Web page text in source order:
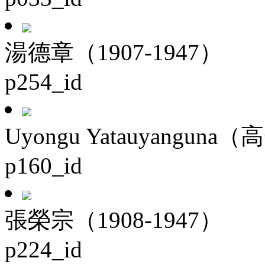
湯德章（1907-1947）
p254_id
Uyongu Yatauyanguna（
p160_id
張榮宗（1908-1947）
p224_id